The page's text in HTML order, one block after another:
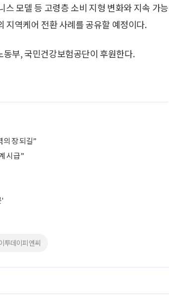
모델 등 고령층 소비 지형 변화와 지속 가능
지역케어 전환 사례를 공유할 예정이다.
부, 국민건강보험공단이 후원한다.
장 되길”
시급”
'
투데이피엔씨